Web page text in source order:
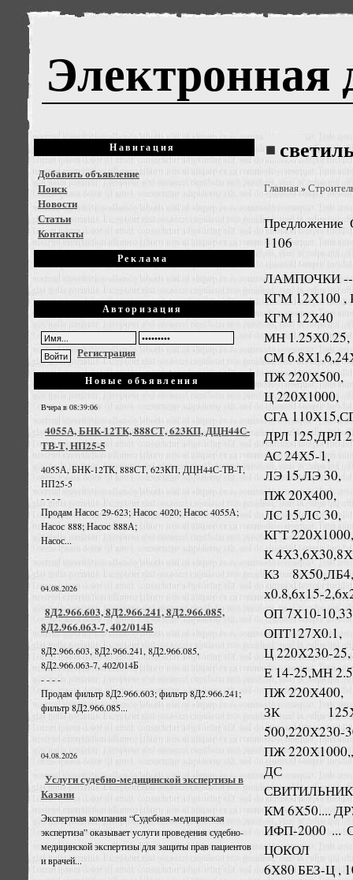
Электронная
Навигация
Добавить объявление
Поиск
Новости
Статьи
Контакты
Реклама
Авторизация
Регистрация
Новые объявления
Вчера в 08:39:06
4055А, БНК-12ТК, 888СТ, 623КП, ДЦН44С-
ТВ-Т, НП25-5
4055А, БНК-12ТК, 888СТ, 623КП, ДЦН44С-ТВ-Т,
НП25-5
- - - -
Продам Насос 29-623; Насос 4020; Насос 4055А;
Насос 888; Насос 888А;
Насос...
04.08.2026
8Д2.966.603, 8Д2.966.241, 8Д2.966.085,
8Д2.966.063-7, 402/014Б
8Д2.966.603, 8Д2.966.241, 8Д2.966.085,
8Д2.966.063-7, 402/014Б
- - - -
Продам фильтр 8Д2.966.603; фильтр 8Д2.966.241;
фильтр 8Д2.966.085...
04.08.2026
Услуги судебно-медицинской экспертизы в
Казани
Экспертная компания “Судебная-медицинская
экспертиза” оказывает услуги проведения судебно-
медицинской экспертизы для защиты прав пациентов
и врачей...
Главная»
Предложение
1106
ЛАМПОЧКИ
КГМ 12Х100 ,
КГМ 12Х40
МН 1.25Х0.25,
СМ
ПЖ 220Х500,
Ц 220Х1000,
СГА
ДРЛ 125,ДРЛ
АС 24Х5-1,
ЛЭ 15,ЛЭ 30,
ПЖ 20Х400,
ЛС 15,ЛС 30,
КГТ 220Х1000,
К
КЗ
х0.8,6х15-
ОП 7Х10-
ОПТ127Х0.1,
Ц 220Х230-
Е 14-25,МН
ПЖ 220Х400,
ЗК 125Х135-
500,220Х230-
ПЖ 220Х1000,,
ДС
КМ 6Х50....
ИФП-2000 ...
ЦОКОЛ
6Х80 БЕЗ-Ц ,